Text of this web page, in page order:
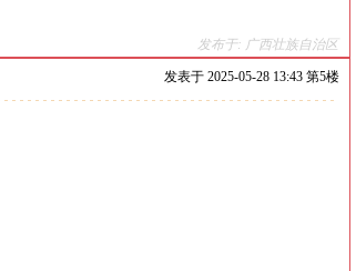
发布于: 广西壮族自治区
发表于 2025-05-28 13:43 第5楼